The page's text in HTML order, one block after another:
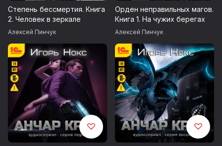
Внимание! Содержит сцены распития спиртных напитков,
табакокурения и употребления наркотических веществ.
Употребление табака, алкоголя и наркотических средств
вредно для здоровья.
Возрастные ограничения 16+
© Пинчук Алексей
© ИДДК
Степень бессмертия. Книга
2. Человек в зеркале
Алексей Пинчук
Орден неправильных магов.
Книга 1. На чужих берегах
Алексей Пинчук